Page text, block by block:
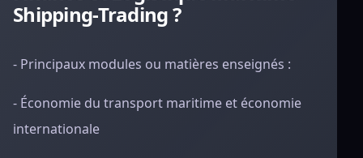
Shipping-Trading ?
- Principaux modules ou matières enseignés :
- Économie du transport maritime et économie
internationale